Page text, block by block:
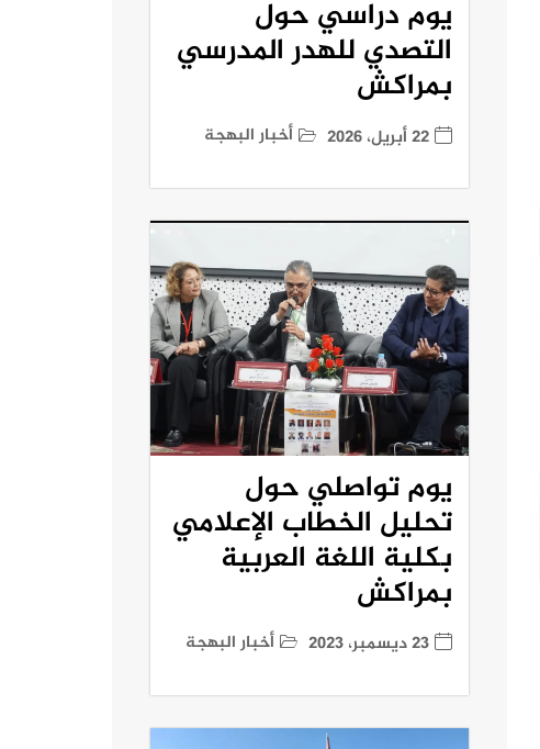
يوم دراسي حول
التصدي للهدر المدرسي
بمراكش
22 أبريل، 2026 أخبار البهجة
يوم تواصلي حول
تحليل الخطاب الإعلامي
بكلية اللغة العربية
بمراكش
23 ديسمبر، 2023 أخبار البهجة